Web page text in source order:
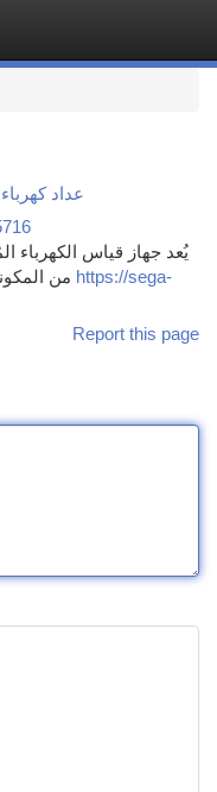
عداد كهرباء ثلاثي
https://sega-
Report this page